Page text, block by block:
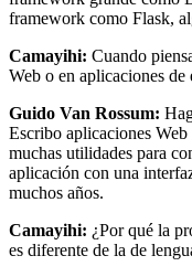
framework como Flask,
Camayihi: Cuando
Web o en aplicaciones de
Guido Van Rossum:
Escribo aplicaciones
muchas utilidades para
aplicación con una
muchos años.
Camayihi: ¿Por qué la
es diferente de la de